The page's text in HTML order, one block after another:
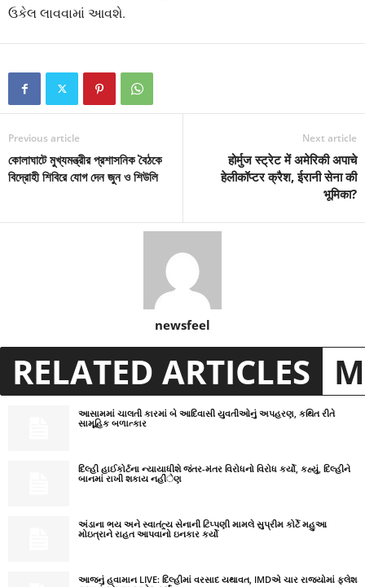
ઉકેલ લાવવામાં આવશે.
Previous article
কোলাঘাটে মুখ্যমন্ত্রীর প্রশাসনিক বৈঠকে
বিদ্রোহী শিবিরে যোগ দেন জুন ও শিউলি
Next article
होर्मुज स्‍ट्रेट में अमेरिकी अपाचे
हेलीकॉप्टर क्रैश, ईरानी सेना की
भूमिका?
newsfeel
RELATED ARTICLES
આસામમાં ચાલતી કારમાં બે આદિવાસી યુવતીઓનું અપહરણ, કથિત રીતે
સામૂહિક બળાત્કાર
દિલ્હી હાઈકોર્ટના ન્યાયાધીશે જંતર-મંતર વિરોધનો વિરોધ કર્યો, કહ્યું, દિલ્હીને
બાનમાં રાખી શકાય નહીંેણ
અંડાના ભય અને સ્વાતંત્ર્ય સેનાની ટિપ્પણી મામલે સુપ્રીમ કોર્ટે મહુઆ
મોઇત્રાને રાહત આપવાનો ઇનકાર કર્યો
આજનું હવામાન LIVE: દિલ્હીમાં વરસાદ યથાવત, IMDએ ચાર રાજ્યોમાં ફ્લેશ